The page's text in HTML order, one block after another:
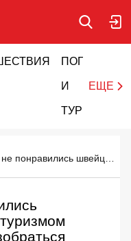
ПОГОДА
И
ТУРИЗМ
ЕЩЕ